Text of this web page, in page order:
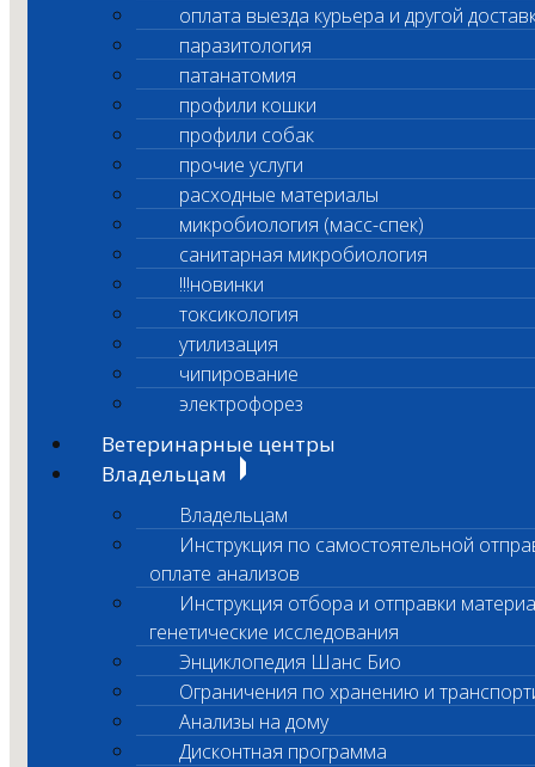
оплата выезда курьера и другой
паразитология
патанатомия
профили кошки
профили собак
прочие услуги
расходные материалы
микробиология (масс-спек)
санитарная микробиология
!!!новинки
токсикология
утилизация
чипирование
электрофорез
Ветеринарные центры
Владельцам
Владельцам
Инструкция по самостоятельной
оплате анализов
Инструкция отбора и отправки
генетические исследования
Энциклопедия Шанс Био
Ограничения по хранению и
Анализы на дому
Дисконтная программа